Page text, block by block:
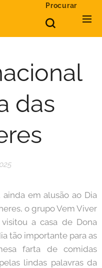
Procurar
das
em alusão ao Dia
o grupo Vem Viver
a casa de Dona
tão importante para as
farta de comidas
lindas palavras da